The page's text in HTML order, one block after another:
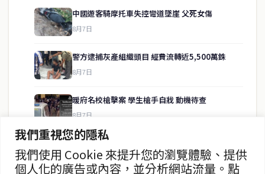
我們重視您的隱私
我們使用 Cookie 來提升您的瀏覽體驗、提供
個人化的廣告或內容，並分析網站流量。點
中國遊客騎摩托車失控彎道墜崖 父死女傷
8月7日
警方逮捕灰產組織頭目 經費流轉近5,500萬銖
8月7日
暖府名校槍擊案 學生槍手自戕 動機待查
8月7日
暖武里名校發生槍擊案 2死15傷
8月7日
房地產
聯絡資訊